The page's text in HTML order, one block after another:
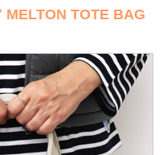
MELTON TOTE BAG